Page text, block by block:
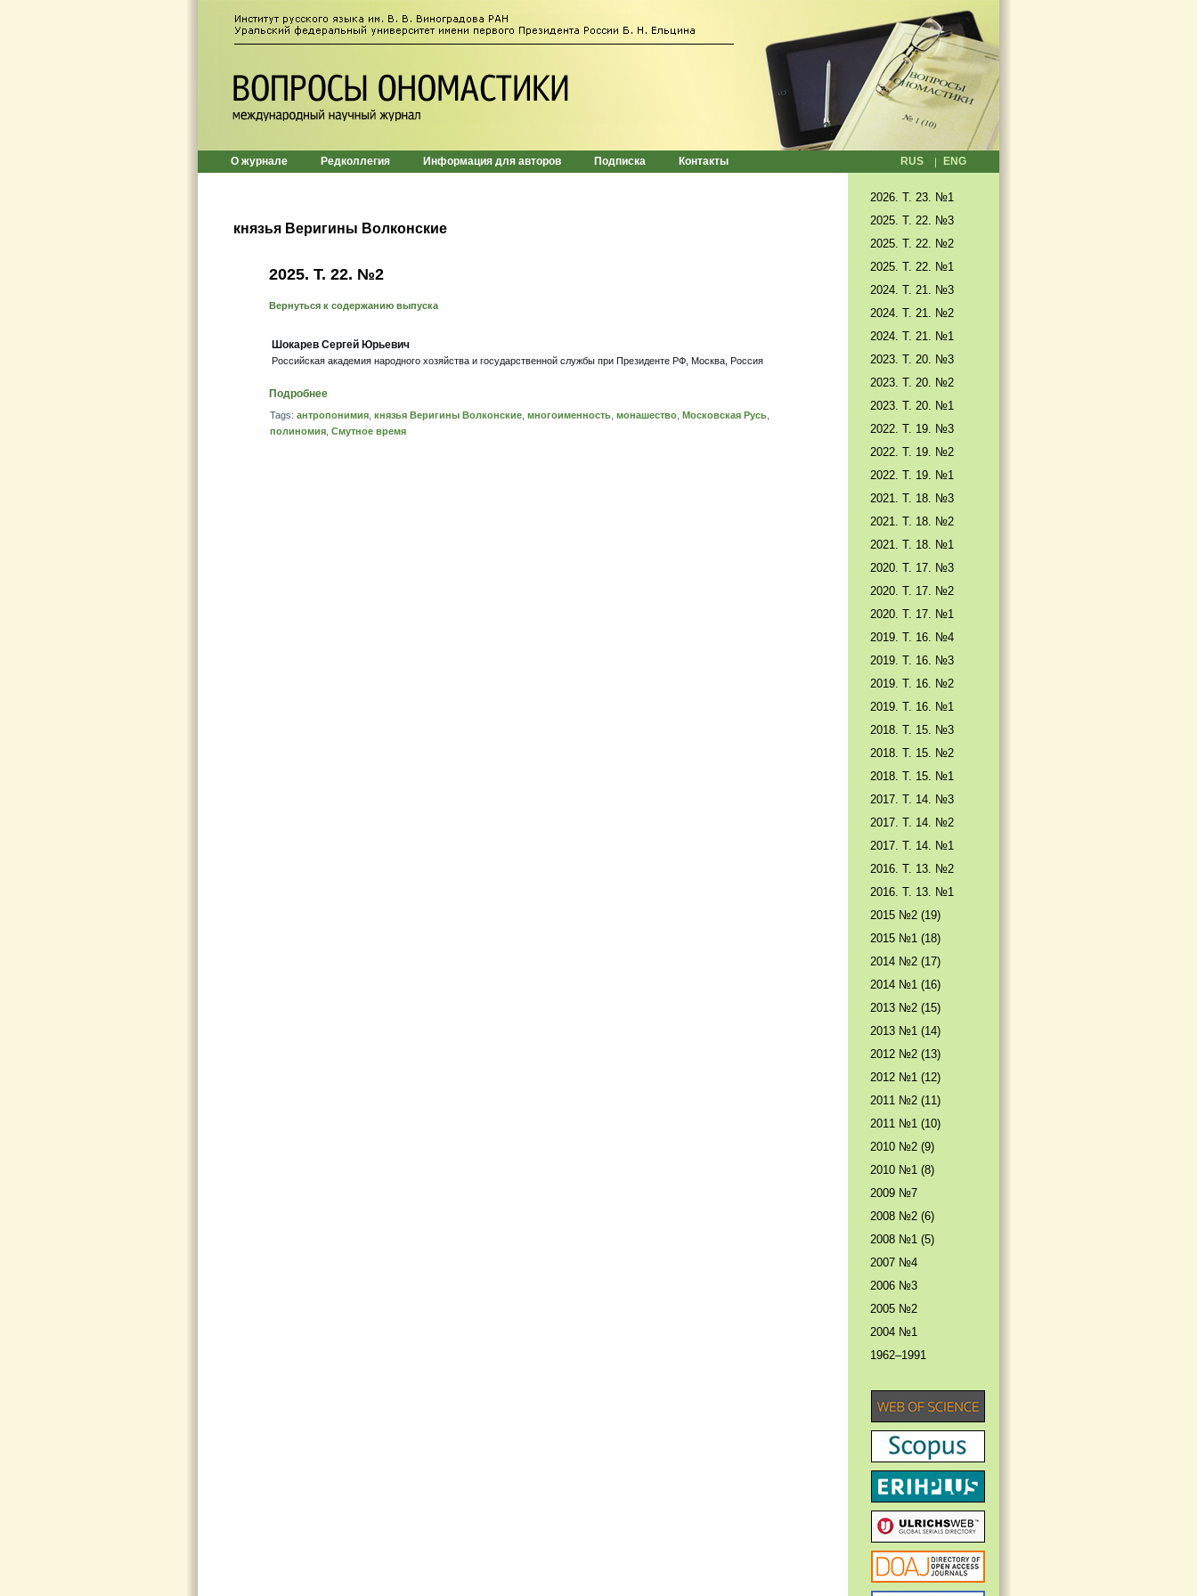
О журнале Редколлегия Информация для авторов Подписка Контакты RUS ENG
князья Веригины Волконские
2025. Т. 22. №2
Вернуться к содержанию выпуска
Шокарев Сергей Юрьевич
Российская академия народного хозяйства и государственной службы при Президенте РФ, Москва, Россия
Подробнее
Tags: антропонимия князья Веригины Волконские многоименность монашество Московская Русь
полиномия Смутное время
2026. T. 23. №1
2025. T. 22. №3
2025. Т. 22. №2
2025. Т. 22. №1
2024. Т. 21. №3
2024. Т. 21. №2
2024. Т. 21. №1
2023. Т. 20. №3
2023. Т. 20. №2
2023. Т. 20. №1
2022. Т. 19. №3
2022. Т. 19. №2
2022. Т. 19. №1
2021. Т. 18. №3
2021. Т. 18. №2
2021. Т. 18. №1
2020. Т. 17. №3
2020. Т. 17. №2
2020. Т. 17. №1
2019. Т. 16. №4
2019. Т. 16. №3
2019. Т. 16. №2
2019. Т. 16. №1
2018. Т. 15. №3
2018. Т. 15. №2
2018. Т. 15. №1
2017. T. 14. №3
2017. T. 14. №2
2017. T. 14. №1
2016. T. 13. №2
2016. T. 13. №1
2015 №2 (19)
2015 №1 (18)
2014 №2 (17)
2014 №1 (16)
2013 №2 (15)
2013 №1 (14)
2012 №2 (13)
2012 №1 (12)
2011 №2 (11)
2011 №1 (10)
2010 №2 (9)
2010 №1 (8)
2009 №7
2008 №2 (6)
2008 №1 (5)
2007 №4
2006 №3
2005 №2
2004 №1
1962–1991